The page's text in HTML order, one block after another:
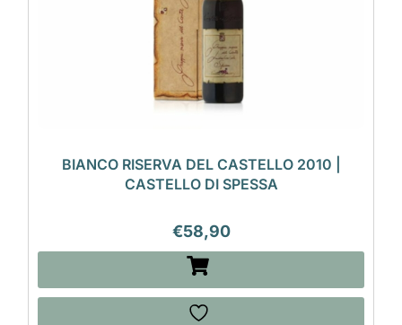
BIANCO RISERVA DEL CASTELLO 2010 |
CASTELLO DI SPESSA
€58,90